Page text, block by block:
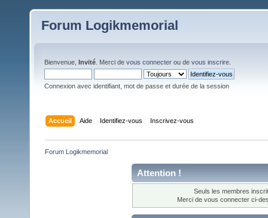
Forum Logikmemorial
Bienvenue, Invité . Merci de vous connecter ou de vous inscrire
Connexion avec identifiant, mot de passe et durée de la session
Accueil Aide Identifiez-vous Inscrivez-vous
Forum Logikmemorial
Attention !
Seuls les membres
Merci de vous connecter ci-